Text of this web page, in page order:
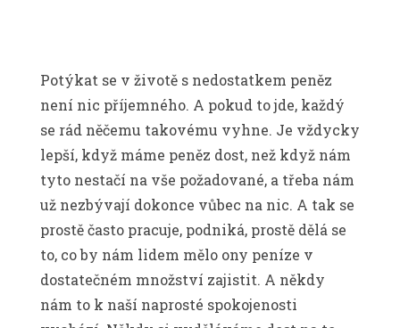
Potýkat se v životě s nedostatkem peněz
není nic příjemného. A pokud to jde, každý
se rád něčemu takovému vyhne. Je vždycky
lepší, když máme peněz dost, než když nám
tyto nestačí na vše požadované, a třeba nám
už nezbývají dokonce vůbec na nic. A tak se
prostě často pracuje, podniká, prostě dělá se
to, co by nám lidem mělo ony peníze v
dostatečném množství zajistit. A někdy
nám to k naší naprosté spokojenosti